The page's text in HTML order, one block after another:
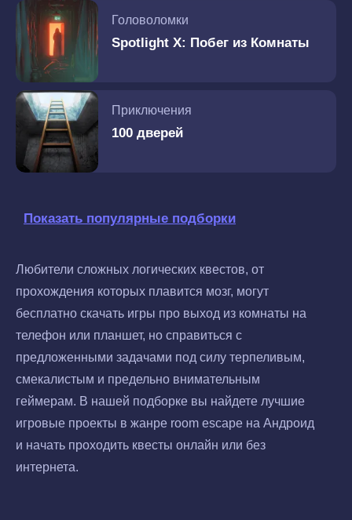
Головоломки
Spotlight X: Побег из Комнаты
Приключения
100 дверей
Показать популярные подборки
Любители сложных логических квестов, от
прохождения которых плавится мозг, могут
бесплатно скачать игры про выход из комнаты на
телефон или планшет, но справиться с
предложенными задачами под силу терпеливым,
смекалистым и предельно внимательным
геймерам. В нашей подборке вы найдете лучшие
игровые проекты в жанре room escape на Андроид
и начать проходить квесты онлайн или без
интернета.